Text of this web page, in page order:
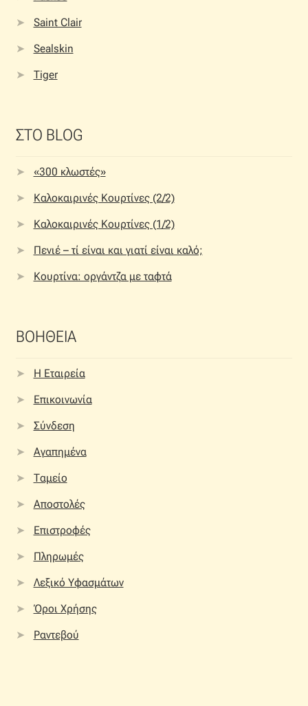
Saint Clair
Sealskin
Tiger
ΣΤΟ BLOG
«300 κλωστές»
Καλοκαιρινές Κουρτίνες (2/2)
Καλοκαιρινές Κουρτίνες (1/2)
Πενιέ – τί είναι και γιατί είναι καλό;
Κουρτίνα: οργάντζα με ταφτά
ΒΟΗΘΕΙΑ
Η Εταιρεία
Επικοινωνία
Σύνδεση
Αγαπημένα
Ταμείο
Αποστολές
Επιστροφές
Πληρωμές
Λεξικό Υφασμάτων
Όροι Χρήσης
Ραντεβού